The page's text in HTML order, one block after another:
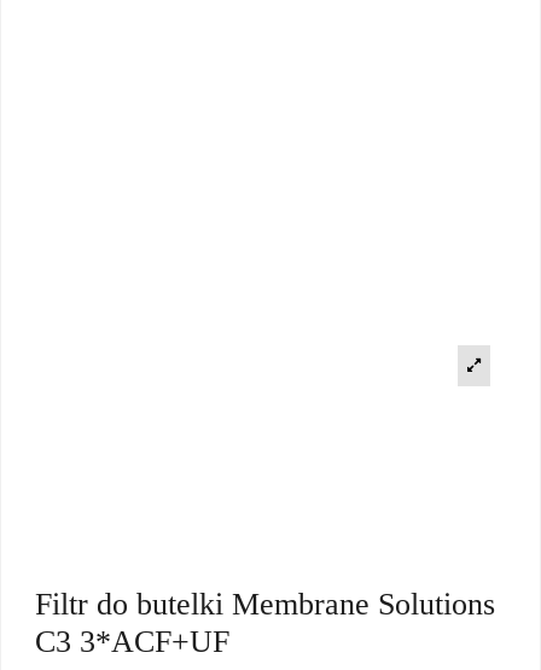
Filtr do butelki Membrane Solutions
C3 3*ACF+UF